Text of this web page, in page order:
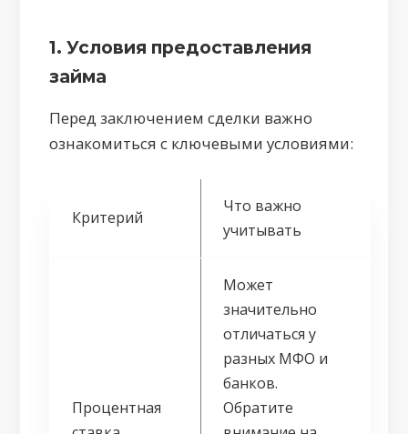
1. Условия предоставления
займа
Перед заключением сделки важно
ознакомиться с ключевыми условиями:
Критерий
Что важно
учитывать
Процентная
Может
значительно
отличаться у
разных МФО и
банков.
Обратите